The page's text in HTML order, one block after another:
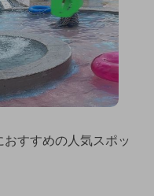
おすすめの人気スポッ